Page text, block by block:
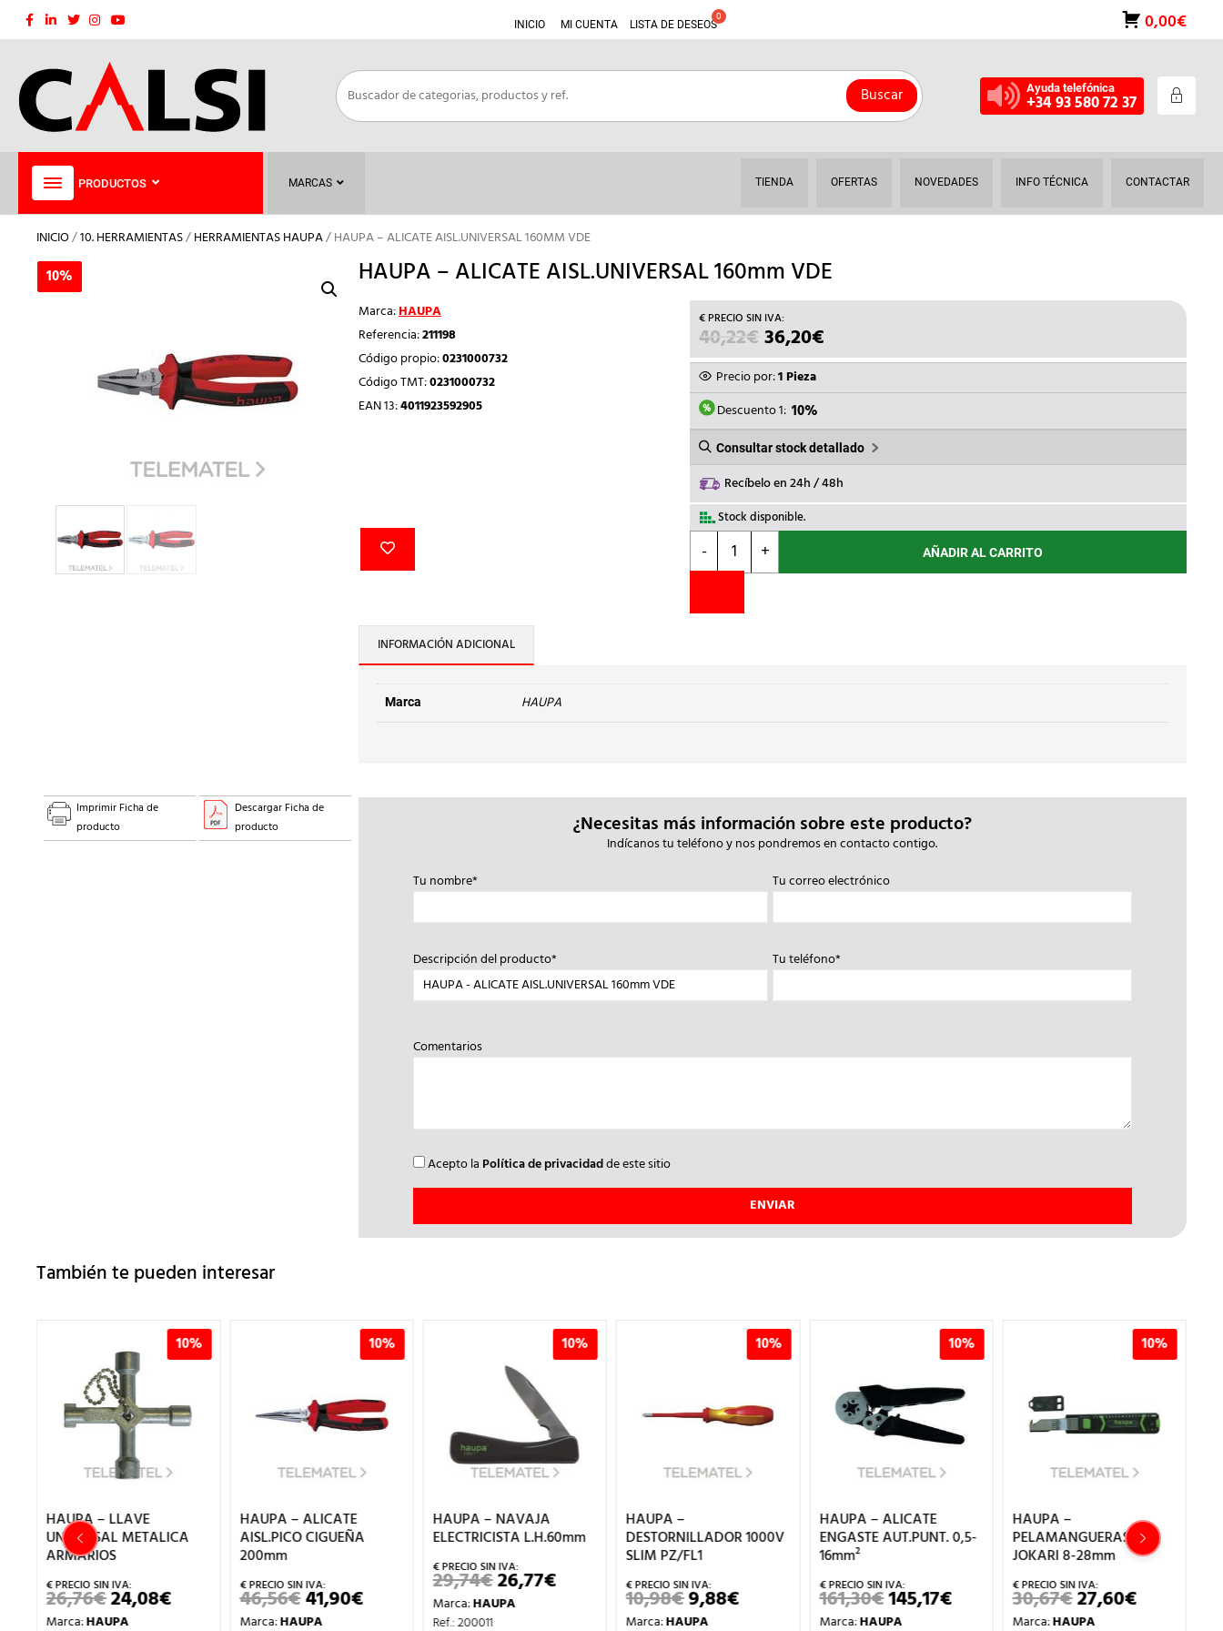
Saltar
INICIO MI CUENTA LISTA DE DESEOS 0,00€
Buscar Ayuda telefónica
+34 93 580 72 37
PRODUCTOS MARCAS TIENDA OFERTAS NOVEDADES INFO TÉCNICA CONTACTAR
INICIO/10. HERRAMIENTAS/HERRAMIENTAS HAUPA/ HAUPA – ALICATE AISL.UNIVERSAL 160MM VDE
10% HAUPA – ALICATE AISL.UNIVERSAL 160mm VDE
Marca:HAUPA
Referencia:211198
Código propio:0231000732
Código TMT:0231000732
EAN 13:4011923592905
40,22€ EL
PRECIO
ORIGINAL
ERA:
40,22€.
36,20€EL
PRECIO
ES:
Precio por:1 Pieza
Descuento 1: 10%
Consultar stock detallado
Recíbelo en 24h / 48h
Stock disponible.
-
HAUPA
ALICATE
160mm
+ AÑADIR AL CARRITO
INFORMACIÓN ADICIONAL
Marca HAUPA
10%
Imprimir Ficha de
producto
Descargar Ficha de
producto
¿Necesitas más información sobre este producto?
Indícanos tu teléfono y nos pondremos en contacto contigo.
Tu nombre*
Tu correo electrónico
Descripción del producto* Tu teléfono*
Comentarios
Acepto la Política de privacidadde este sitio
También te pueden interesar
10%
HAUPA – LLAVE
UNIVERSAL METALICA
ARMARIOS
26,76€EL
PRECIO
24,08€EL
PRECIO
Marca:HAUPA
10%
HAUPA – ALICATE
AISL.PICO CIGUEÑA
200mm
46,56€EL
PRECIO
41,90€EL
PRECIO
Marca:HAUPA
10%
HAUPA – NAVAJA
ELECTRICISTA L.H.60mm
29,74€EL
PRECIO
ORIGINAL
26,77€EL
PRECIO
Marca:HAUPA
Ref.: 200011
10%
HAUPA –
DESTORNILLADOR 1000V
SLIM PZ/FL1
10,98€EL
PRECIO
9,88€EL
PRECIO
Marca:HAUPA
10%
HAUPA – ALICATE
ENGASTE AUT.PUNT. 0,5-
16mm²
161,30€EL
PRECIO
145,17€EL
PRECIO
Marca:HAUPA
10%
HAUPA –
PELAMANGUERAS
JOKARI 8-28mm
30,67€EL
PRECIO
27,60€EL
PRECIO
Marca:HAUPA